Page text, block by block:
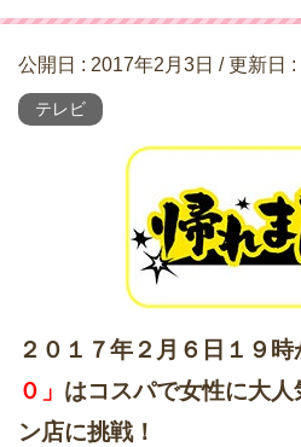
公開日 : 2017年2月3日 / 更新日 :
テレビ
２０１７年２月６日１９
０」 はコスパで女性に大
ン店に挑戦！